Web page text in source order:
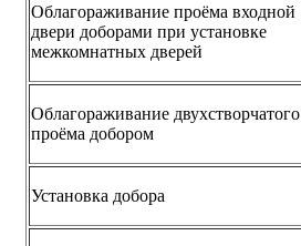
Облагораживание проёма входной
двери доборами при установке
межкомнатных дверей
Облагораживание двухстворчатого
проёма добором
Установка добора